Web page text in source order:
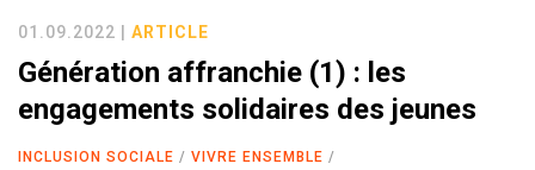
01.09.2022 | ARTICLE
Génération affranchie (1) : les
engagements solidaires des jeunes
INCLUSION SOCIALE VIVRE ENSEMBLE